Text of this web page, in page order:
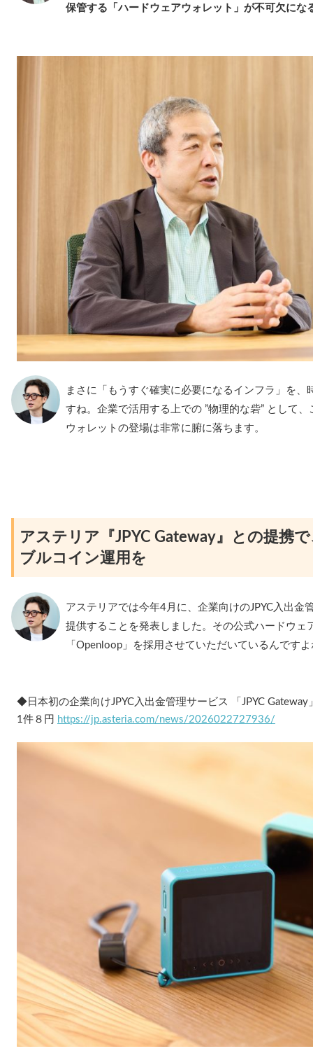
保管する「ハードウェアウォレット」が不可欠にな
まさに「もうすぐ確実に必要になるインフラ」を、
すね。企業で活用する上での ”物理的な砦” として
ウォレットの登場は非常に腑に落ちます。
アステリア『JPYC Gateway』との提携
ブルコイン運用を
アステリアでは今年4月に、企業向けのJPYC入出金
提供することを発表しました。その公式ハードウェ
「Openloop」を採用させていただいているんです
◆日本初の企業向けJPYC入出金管理サービス 「JPYC
1件８円 https://jp.asteria.com/news/2026022727936/